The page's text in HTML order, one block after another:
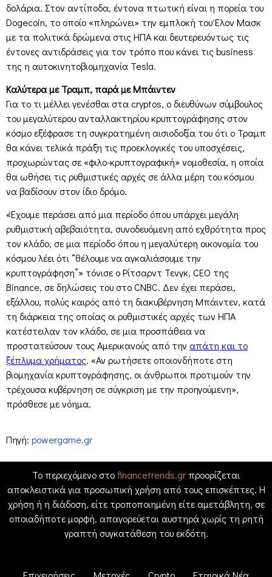
δολάρια. Στον αντίποδα, έντονα πτωτική είναι η πορεία του
Dogecoin, το οποίο «πληρώνει» την εμπλοκή του Έλον Μασκ
με τα πολιτικά δρώμενα στις ΗΠΑ και δευτερευόντως τις
έντονες αντιδράσεις για τον τρόπο που κάνει τις business
της η αυτοκινητοβιομηχανία Tesla.
Καλύτερα με Τραμπ, παρά με Μπάιντεν
Για το τι μέλλει γενέσθαι στα cryptos, ο διευθύνων σύμβουλος
του μεγαλύτερου ανταλλακτηρίου κρυπτογράφησης στον
κόσμο εξέφρασε τη συγκρατημένη αισιοδοξία του ότι ο Τραμπ
θα κάνει τελικά πράξη τις προεκλογικές του υποσχέσεις,
προχωρώντας σε «φιλο-κρυπτογραφική» νομοθεσία, η οποία
θα ωθήσει τις ρυθμιστικές αρχές σε άλλα μέρη του κόσμου
να βαδίσουν στον ίδιο δρόμο.
«Έχουμε περάσει από μια περίοδο όπου υπάρχει μεγάλη
ρυθμιστική αβεβαιότητα, συνοδευόμενη από εχθρότητα προς
τον κλάδο, σε μια περίοδο όπου η μεγαλύτερη οικονομία του
κόσμου λέει ότι “θέλουμε να αγκαλιάσουμε την
κρυπτογράφηση”» τόνισε ο Ρίτσαρντ Τενγκ, CEO της
Binance, σε δηλώσεις του στο CNBC. Δεν έχει περάσει,
εξάλλου, πολύς καιρός από τη διακυβέρνηση Μπάιντεν, κατά
τη διάρκεια της οποίας οι ρυθμιστικές αρχές των ΗΠΑ
κατέστειλαν τον κλάδο, σε μια προσπάθεια να
προστατεύσουν τους Αμερικανούς από την απάτη και το
ξέπλυμα χρήματος. «Αν ρωτήσετε οποιονδήποτε στη
βιομηχανία κρυπτογράφησης, οι άνθρωποι προτιμούν την
τρέχουσα κυβέρνηση σε σύγκριση με την προηγούμενη»,
πρόσθεσε με νόημα.
Πηγή: powergame.gr
Το περιεχόμενο στο financetrends.grπροορίζεται
αποκλειστικά για προσωπική χρήση από τους επισκέπτες. Η
χρήση ή η διάδοση, είτε τροποποιημένη είτε αμετάβλητη, σε
οποιαδήποτε μορφή, απαγορεύεται αυστηρά χωρίς τη ρητή
γραπτή συγκατάθεση του εκδότη.